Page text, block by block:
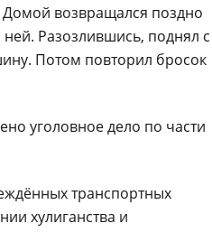
возвращался поздно
Разозлившись, поднял с
Потом повторил бросок
уголовное дело по части
транспортных
хулиганства и